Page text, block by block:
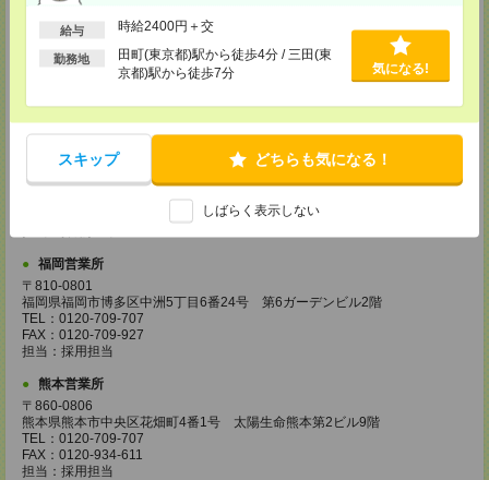
給与 時給2400円＋交
勤務地
田町(東京都)駅から徒歩4分 / 三田(東
京都)駅から徒歩7分
気になる!
スキップ どちらも気になる！
しばらく表示しない
広島営業所
広島県広島市中区紙屋町2丁目1番地22号 広島興銀ビル11階
TEL：0120-709-707
担当：採用担当
〒790-0003
愛媛県松山市三番町7丁目1番地21号 ジブラルタ生命松山ビル8階
福岡営業所
〒810-0801
福岡県福岡市博多区中洲5丁目6番24号 第6ガーデンビル2階
TEL：0120-709-707
FAX：0120-709-927
担当：採用担当
熊本営業所
〒860-0806
熊本県熊本市中央区花畑町4番1号 太陽生命熊本第2ビル9階
TEL：0120-709-707
FAX：0120-934-611
担当：採用担当